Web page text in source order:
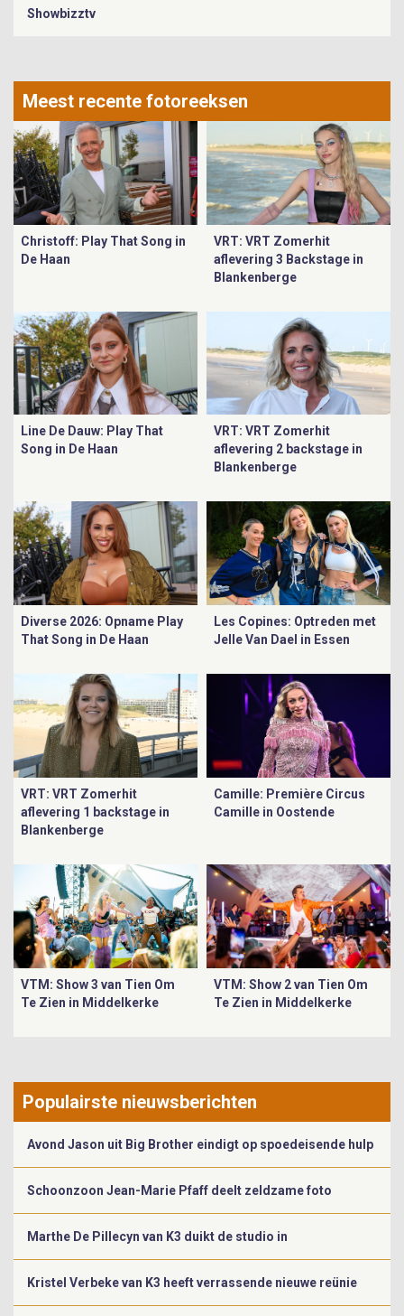
Showbizztv
Meest recente fotoreeksen
Christoff: Play That Song in
De Haan
VRT: VRT Zomerhit
aflevering 3 Backstage in
Blankenberge
Line De Dauw: Play That
Song in De Haan
VRT: VRT Zomerhit
aflevering 2 backstage in
Blankenberge
Diverse 2026: Opname Play
That Song in De Haan
Les Copines: Optreden met
Jelle Van Dael in Essen
VRT: VRT Zomerhit
aflevering 1 backstage in
Blankenberge
Camille: Première Circus
Camille in Oostende
VTM: Show 3 van Tien Om
Te Zien in Middelkerke
VTM: Show 2 van Tien Om
Te Zien in Middelkerke
Populairste nieuwsberichten
Avond Jason uit Big Brother eindigt op spoedeisende hulp
Schoonzoon Jean-Marie Pfaff deelt zeldzame foto
Marthe De Pillecyn van K3 duikt de studio in
Kristel Verbeke van K3 heeft verrassende nieuwe reünie